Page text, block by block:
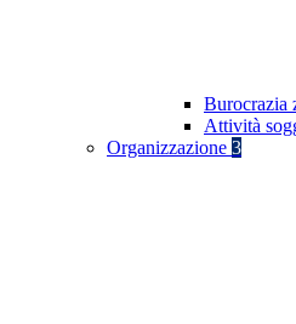
Burocrazia
Attività
Organizzazione 3